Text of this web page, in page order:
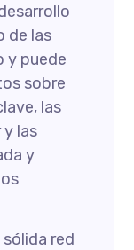
de las
y puede
sobre
las
las
y
red